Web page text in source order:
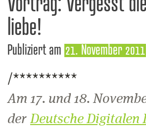
liebe!
Publiziert am 21. November 2011
/**********
Am 17. und 18.
der Deutsche Digitalen